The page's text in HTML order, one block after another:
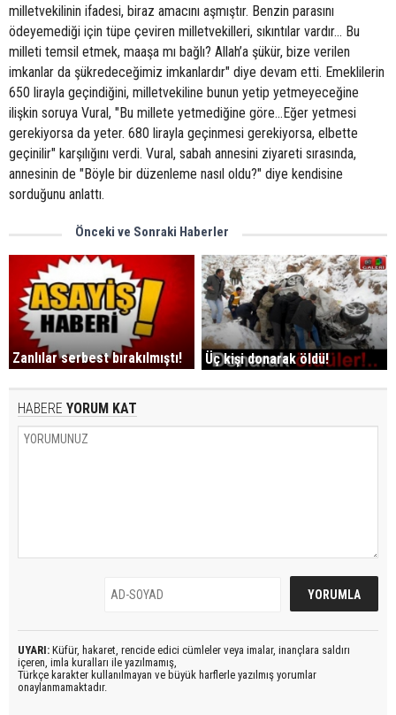
milletvekilinin ifadesi, biraz amacını aşmıştır. Benzin parasını
ödeyemediği için tüpe çeviren milletvekilleri, sıkıntılar vardır... Bu
milleti temsil etmek, maaşa mı bağlı? Allah’a şükür, bize verilen
imkanlar da şükredeceğimiz imkanlardır" diye devam etti. Emeklilerin
650 lirayla geçindiğini, milletvekiline bunun yetip yetmeyeceğine
ilişkin soruya Vural, "Bu millete yetmediğine göre...Eğer yetmesi
gerekiyorsa da yeter. 680 lirayla geçinmesi gerekiyorsa, elbette
geçinilir" karşılığını verdi. Vural, sabah annesini ziyareti sırasında,
annesinin de "Böyle bir düzenleme nasıl oldu?" diye kendisine
sorduğunu anlattı.
Önceki ve Sonraki Haberler
Zanlılar serbest bırakılmıştı! Üç kişi donarak öldü!
HABERE YORUM KAT
UYARI: Küfür, hakaret, rencide edici cümleler veya imalar, inançlara saldırı
içeren, imla kuralları ile yazılmamış,
Türkçe karakter kullanılmayan ve büyük harflerle yazılmış yorumlar
onaylanmamaktadır.